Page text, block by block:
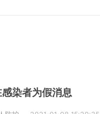
染者为假消息